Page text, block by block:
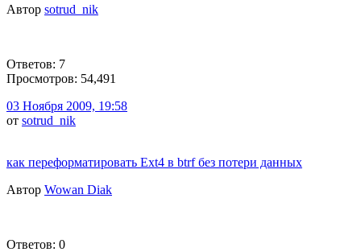
Автор sotrud_nik
Ответов: 7
Просмотров: 54,491
03 Ноября 2009, 19:58
от sotrud_nik
как переформатировать Ext4 в btrf без потери данных
Автор Wowan Diak
Ответов: 0